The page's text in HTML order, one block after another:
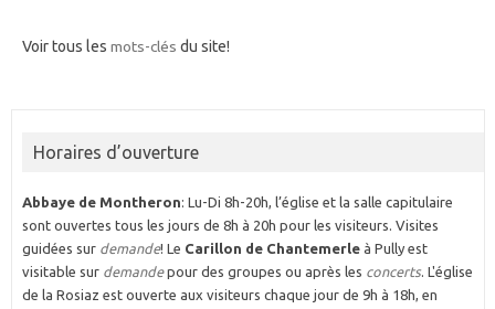
Voir tous les mots-clés du site!
Horaires d’ouverture
Abbaye de Montheron: Lu-Di 8h-20h, l’église et la salle capitulaire
sont ouvertes tous les jours de 8h à 20h pour les visiteurs. Visites
guidées sur demande! Le Carillon de Chantemerleà Pully est
visitable sur demandepour des groupes ou après les concerts. L'église
de la Rosiaz est ouverte aux visiteurs chaque jour de 9h à 18h, en